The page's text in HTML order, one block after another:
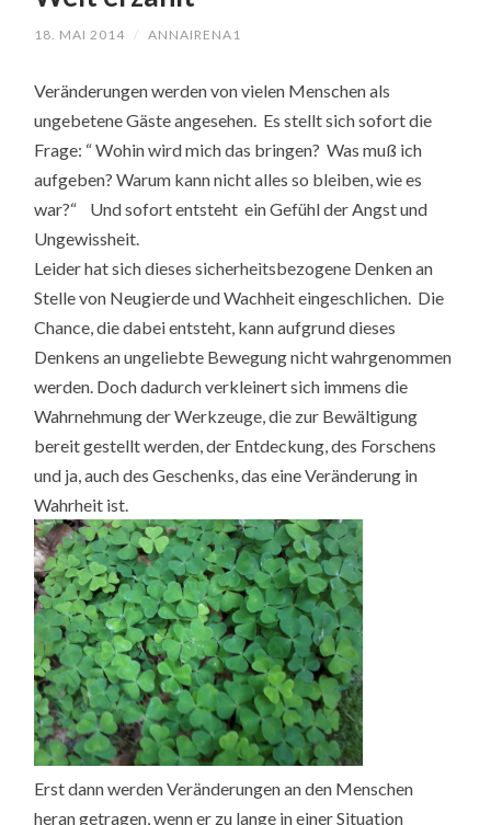
18. MAI 2014 / ANNAIRENA1
Veränderungen werden von vielen Menschen als
ungebetene Gäste angesehen. Es stellt sich sofort die
Frage: “ Wohin wird mich das bringen? Was muß ich
aufgeben? Warum kann nicht alles so bleiben, wie es
war?“ Und sofort entsteht ein Gefühl der Angst und
Ungewissheit.
Leider hat sich dieses sicherheitsbezogene Denken an
Stelle von Neugierde und Wachheit eingeschlichen. Die
Chance, die dabei entsteht, kann aufgrund dieses
Denkens an ungeliebte Bewegung nicht wahrgenommen
werden. Doch dadurch verkleinert sich immens die
Wahrnehmung der Werkzeuge, die zur Bewältigung
bereit gestellt werden, der Entdeckung, des Forschens
und ja, auch des Geschenks, das eine Veränderung in
Wahrheit ist.
Erst dann werden Veränderungen an den Menschen
heran getragen, wenn er zu lange in einer Situation